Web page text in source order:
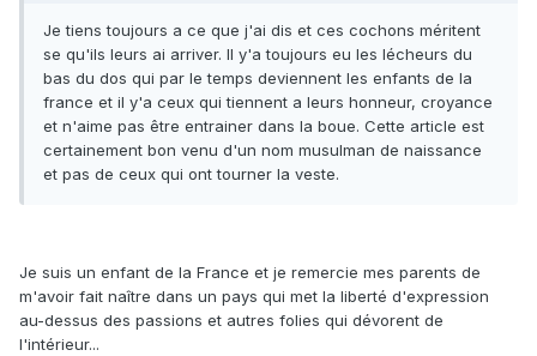
Je tiens toujours a ce que j'ai dis et ces cochons méritent
se qu'ils leurs ai arriver. Il y'a toujours eu les lécheurs du
bas du dos qui par le temps deviennent les enfants de la
france et il y'a ceux qui tiennent a leurs honneur, croyance
et n'aime pas être entrainer dans la boue. Cette article est
certainement bon venu d'un nom musulman de naissance
et pas de ceux qui ont tourner la veste.
Je suis un enfant de la France et je remercie mes parents de
m'avoir fait naître dans un pays qui met la liberté d'expression
au-dessus des passions et autres folies qui dévorent de
l'intérieur...